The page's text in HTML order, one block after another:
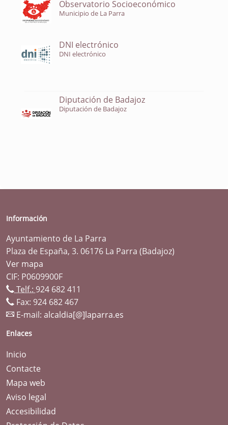
Observatorio Socioeconómico
Municipio de La Parra
DNI electrónico
DNI electrónico
Diputación de Badajoz
Diputación de Badajoz
Información
Ayuntamiento de La Parra
Plaza de España, 3. 06176 La Parra (Badajoz)
Ver mapa
CIF: P0609900F
Telf.: 924 682 411
Fax: 924 682 467
E-mail: alcaldia[@]laparra.es
Enlaces
Inicio
Contacte
Mapa web
Aviso legal
Accesibilidad